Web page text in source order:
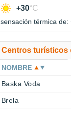
+30°C
sensación térmica de:
Centros turísticos
NOMBRE
Baska Voda
Brela